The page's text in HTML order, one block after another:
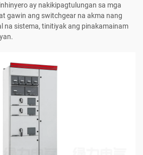
ay nakikipagtulungan sa mga
gawin ang switchgear na akma nang
na sistema, tinitiyak ang pinakamainam